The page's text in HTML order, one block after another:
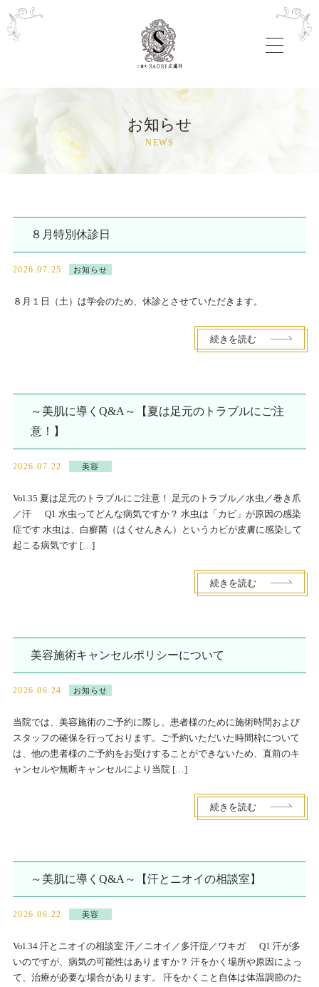
toggle
お知らせ
NEWS
８月特別休診日
2026.07.25 お知らせ
８月１日（土）は学会のため、休診とさせていただきます。
続きを読む
～美肌に導くQ&A～【夏は足元のトラブルにご注
意！】
2026.07.22 美容
Vol.35 夏は足元のトラブルにご注意！ 足元のトラブル／水虫／巻き爪
／汗 Q1 水虫ってどんな病気ですか？ 水虫は「カビ」が原因の感染
症です 水虫は、白癬菌（はくせんきん）というカビが皮膚に感染して
起こる病気です […]
続きを読む
美容施術キャンセルポリシーについて
2026.06.24 お知らせ
当院では、美容施術のご予約に際し、患者様のために施術時間および
スタッフの確保を行っております。ご予約いただいた時間枠について
は、他の患者様のご予約をお受けすることができないため、直前のキ
ャンセルや無断キャンセルにより当院 […]
続きを読む
～美肌に導くQ&A～【汗とニオイの相談室】
2026.06.22 美容
Vol.34 汗とニオイの相談室 汗／ニオイ／多汗症／ワキガ Q1 汗が多
いのですが、病気の可能性はありますか？ 汗をかく場所や原因によっ
て、治療が必要な場合があります。 汗をかくこと自体は体温調節のた